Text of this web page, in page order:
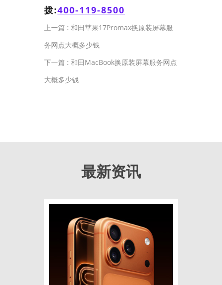
拨:400-119-8500
上一篇 : 和田苹果17Promax换原装屏幕服
务网点大概多少钱
下一篇 : 和田MacBook换原装屏幕服务网点
大概多少钱
最新资讯